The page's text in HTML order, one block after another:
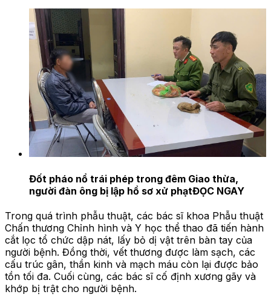
Đốt pháo nổ trái phép trong đêm Giao thừa,
người đàn ông bị lập hồ sơ xử phạtĐỌC NGAY
Trong quá trình phẫu thuật, các bác sĩ khoa Phẫu thuật
Chấn thương Chỉnh hình và Y học thể thao đã tiến hành
cắt lọc tổ chức dập nát, lấy bỏ dị vật trên bàn tay của
người bệnh. Đồng thời, vết thương được làm sạch, các
cấu trúc gân, thần kinh và mạch máu còn lại được bảo
tồn tối đa. Cuối cùng, các bác sĩ cố định xương gãy và
khớp bị trật cho người bệnh.